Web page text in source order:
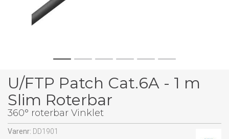
U/FTP Patch Cat.6A - 1 m
Slim Roterbar
360° roterbar Vinklet
Varenr: DD1901